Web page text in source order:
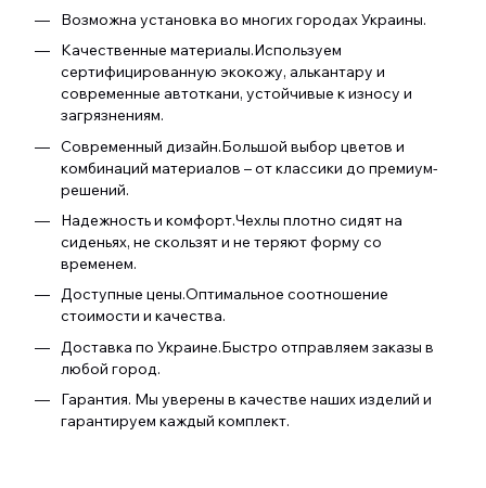
Возможна установка во многих городах Украины.
Качественные материалы.Используем
сертифицированную экокожу, алькантару и
современные автоткани, устойчивые к износу и
загрязнениям.
Современный дизайн.Большой выбор цветов и
комбинаций материалов – от классики до премиум-
решений.
Надежность и комфорт.Чехлы плотно сидят на
сиденьях, не скользят и не теряют форму со
временем.
Доступные цены.Оптимальное соотношение
стоимости и качества.
Доставка по Украине.Быстро отправляем заказы в
любой город.
Гарантия. Мы уверены в качестве наших изделий и
гарантируем каждый комплект.